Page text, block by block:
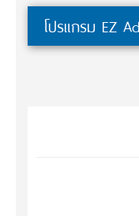
โปรแกรม EZ